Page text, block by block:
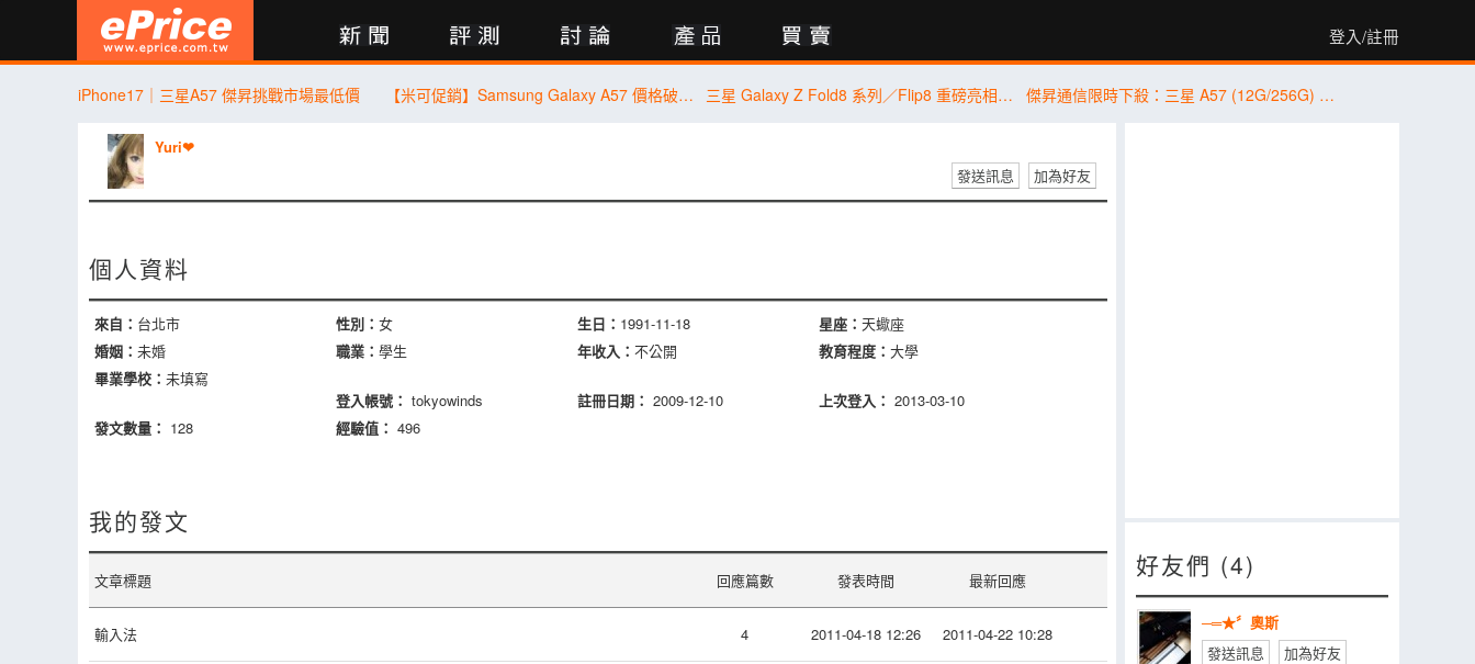
登入/註冊
評測 討論 產品 買賣 商城 登入 行動版
iPhone17｜三星A57 傑昇挑戰市場最低價 【米可促銷】Samsung Galaxy A57 價格破盤！米可手機館限時 $13,890 (8/4~8/6) 三星 Galaxy Z Fold8 系列／Flip8 重磅亮相！傑昇通信預購抽萬元悠遊卡金 傑昇通信限時下殺：三星 A57 (12G/256G) 只要 $14,490 元！(8/3-8/5)
Yuri❤
發送訊息
加為好友
個人資料
來自： 台北市 性別： 女 生日： 1991-11-18 星座： 天蠍座
婚姻： 未婚 職業： 學生 年收入： 不公開 教育程度： 大學
畢業學校： 未填寫
登入帳號： tokyowinds 註冊日期： 2009-12-10 上次登入： 2013-03-10
發文數量： 128 經驗值： 496
我的發文
文章標題 回應篇數 發表時間 最新回應
輸入法 4 2011-04-18 12:26 2011-04-22 10:28
好友們 (4)
─═★〞奧斯
發送訊息
加為好友